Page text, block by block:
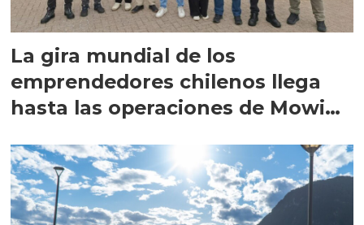
La gira mundial de los
emprendedores chilenos llega
hasta las operaciones de Mowi